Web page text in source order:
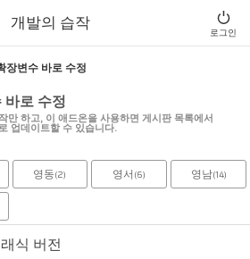
개발의 습작 로그인
장변수 바로 수정
로 수정
만 하고, 이 애드온을 사용하면 게시판 목록에서
업데이트할 수 있습니다.
영동(2) 영서 (6) 영남(14)
식 버전